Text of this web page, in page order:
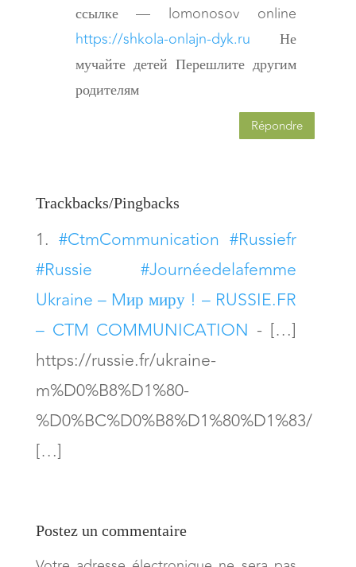
ссылке — lomonosov online
https://shkola-onlajn-dyk.ru Не
мучайте детей Перешлите другим
родителям
Répondre
Trackbacks/Pingbacks
#CtmCommunication #Russiefr
#Russie #Journéedelafemme
Ukraine – Mир миру ! – RUSSIE.FR
– CTM COMMUNICATION - […]
https://russie.fr/ukraine-
m%D0%B8%D1%80-
%D0%BC%D0%B8%D1%80%D1%83/
[…]
Postez un commentaire